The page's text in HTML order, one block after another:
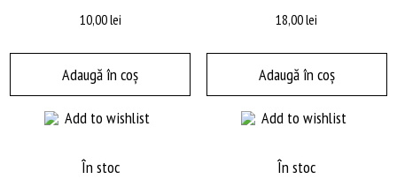
10,00lei
Adaugă în coș
Add to wishlist
În stoc
18,00lei
Adaugă în coș
Add to wishlist
În stoc